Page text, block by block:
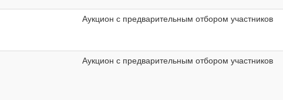
Аукцион с предварительным отбором участников
Аукцион с предварительным отбором участников